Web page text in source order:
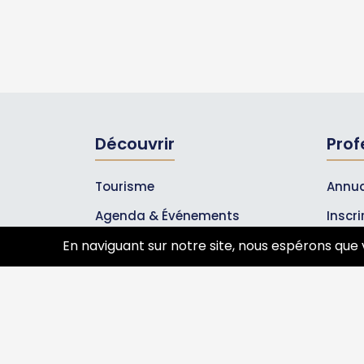
Découvrir
Tourisme
Agenda & Événements
Inscrire un événement
Les
En naviguant sur notre site, nous espérons